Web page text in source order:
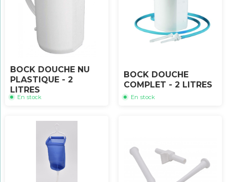
BOCK DOUCHE NU
PLASTIQUE - 2
LITRES
En stock
BOCK DOUCHE
COMPLET - 2 LITRES
En stock